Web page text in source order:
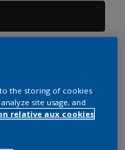
to the storing of cookies
site usage, and
relative aux cookies